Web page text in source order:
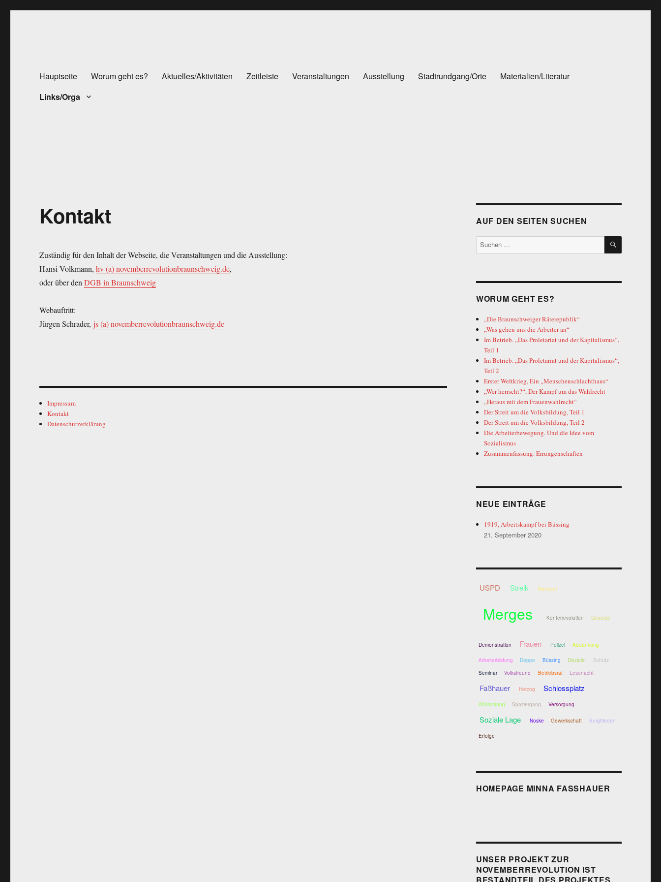
Hauptseite Worum geht es? Aktuelles/Aktivitäten Zeitleiste Veranstaltungen Ausstellung Stadtrundgang/Orte
Materialien/Literatur
Links/Orga
Kontakt
Zuständig für den Inhalt der Webseite, die Veranstaltungen und die Ausstellung:
Hansi Volkmann,hv (a) novemberrevolutionbraunschweig.de,
oder über denDGB in Braunschweig
Webauftritt:
Jürgen Schrader, js (a) novemberrevolutionbraunschweig.de
Impressum
Kontakt
Datenschutzerklärung
AUF DEN SEITEN SUCHEN
Suche
nach:
SUCHEN
WORUM GEHT ES?
„Die Braunschweiger Räterepublik“
„Was gehen uns die Arbeiter an“
Im Betrieb. „Das Proletariat und der Kapitalismus“,
Teil 1
Im Betrieb. „Das Proletariat und der Kapitalismus“,
Teil 2
Erster Weltkrieg, Ein „Menschenschlachthaus“
„Wer herrscht?“, Der Kampf um das Wahlrecht
„Heraus mit dem Frauenwahlrecht“
Der Streit um die Volksbildung, Teil 1
Der Streit um die Volksbildung, Teil 2
Die Arbeiterbewegung. Und die Idee vom
Sozialismus
Zusammenfassung. Errungenschaften
NEUE EINTRÄGE
1919, Arbeitskampf bei Büssing
21. September 2020
USPD Streik Matrosen
Merges Konterrevolution Gesetze
Demonstration Frauen Polizei Abdankung
Arbeiterbildung Deppe Büssing Disziplin
Schütz
Seminar
Volksfreund Betriebsrat Lesenacht
Faßhauer Herzog Schlossplatz
Abdankung Spaziergang Versorgung
Soziale Lage Noske Gewerkschaft Burgfrieden
Erfolge
HOMEPAGE MINNA FASSHAUER
UNSER PROJEKT ZUR
NOVEMBERREVOLUTION IST